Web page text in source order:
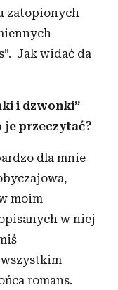
zatopionych
Jak widać da
i dzwonki”
je przeczytać?
dla mnie
moim
w niej
romans.